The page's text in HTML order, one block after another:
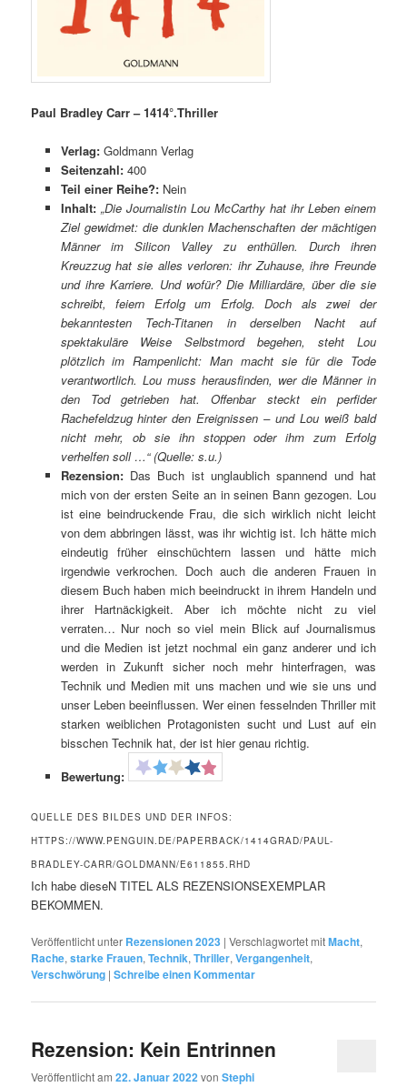
Paul Bradley Carr – 1414°.Thriller
Verlag: Goldmann Verlag
Seitenzahl:400
Teil einer Reihe?:Nein
Inhalt: „Die Journalistin Lou McCarthy hat ihr Leben einem
Ziel gewidmet: die dunklen Machenschaften der mächtigen
Männer im Silicon Valley zu enthüllen. Durch ihren
Kreuzzug hat sie alles verloren: ihr Zuhause, ihre Freunde
und ihre Karriere. Und wofür? Die Milliardäre, über die sie
schreibt, feiern Erfolg um Erfolg. Doch als zwei der
bekanntesten Tech-Titanen in derselben Nacht auf
spektakuläre Weise Selbstmord begehen, steht Lou
plötzlich im Rampenlicht: Man macht sie für die Tode
verantwortlich. Lou muss herausfinden, wer die Männer in
den Tod getrieben hat. Offenbar steckt ein perfider
Rachefeldzug hinter den Ereignissen – und Lou weiß bald
nicht mehr, ob sie ihn stoppen oder ihm zum Erfolg
verhelfen soll …“(Quelle: s.u.)
Rezension: Das Buch ist unglaublich spannend und hat
mich von der ersten Seite an in seinen Bann gezogen. Lou
ist eine beindruckende Frau, die sich wirklich nicht leicht
von dem abbringen lässt, was ihr wichtig ist. Ich hätte mich
eindeutig früher einschüchtern lassen und hätte mich
irgendwie verkrochen. Doch auch die anderen Frauen in
diesem Buch haben mich beeindruckt in ihrem Handeln und
ihrer Hartnäckigkeit. Aber ich möchte nicht zu viel
verraten… Nur noch so viel mein Blick auf Journalismus
und die Medien ist jetzt nochmal ein ganz anderer und ich
werden in Zukunft sicher noch mehr hinterfragen, was
Technik und Medien mit uns machen und wie sie uns und
unser Leben beeinflussen. Wer einen fesselnden Thriller mit
starken weiblichen Protagonisten sucht und Lust auf ein
bisschen Technik hat, der ist hier genau richtig.
Bewertung:
QUELLE DES BILDES UND DER INFOS:
HTTPS://WWW.PENGUIN.DE/PAPERBACK/1414GRAD/PAUL-
BRADLEY-CARR/GOLDMANN/E611855.RHD
Ich habe dieseN TITEL ALS REZENSIONSEXEMPLAR
BEKOMMEN.
Veröffentlicht unter Rezensionen 2023 |Verschlagwortet mitMacht,
Rache,starke Frauen,Technik,Thriller,Vergangenheit,
Verschwörung |Schreibe einen Kommentar
Rezension: Kein Entrinnen
Veröffentlicht am22. Januar 2022vonStephi